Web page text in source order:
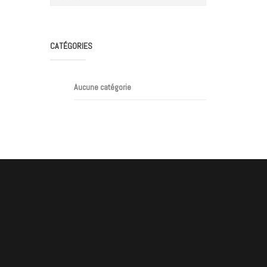
CATÉGORIES
Aucune catégorie